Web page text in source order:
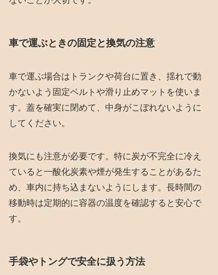
車で運ぶときの固定と換気の注意
車で運ぶ場合はトランクや荷台に置き、揺れで動
かないよう固定ベルトや滑り止めマットを使いま
す。蓋を確実に閉めて、中身がこぼれないように
してください。
換気にも注意が必要です。特に炭が不完全に冷え
ていると一酸化炭素や煙が発生することがあるた
め、車内に持ち込まないようにします。長時間の
移動時は定期的に容器の温度を確認すると安心で
す。
手袋やトングで安全に扱う方法